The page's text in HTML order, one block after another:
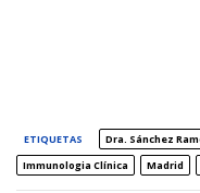
ETIQUETAS Dra. Sánchez
Immunologia Clínica
Madrid